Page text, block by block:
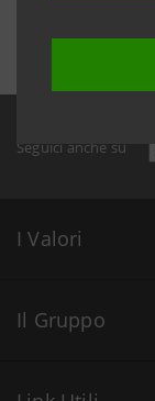
Seguici anche su
I Valori
Il Gruppo